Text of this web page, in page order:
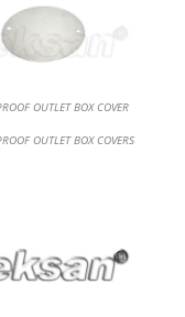
OUTLET BOX COVER
OUTLET BOX COVERS